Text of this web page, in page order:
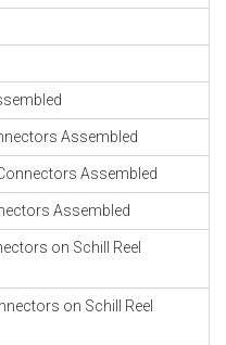
Assembled
Assembled
Assembled
on Schill Reel
on Schill Reel